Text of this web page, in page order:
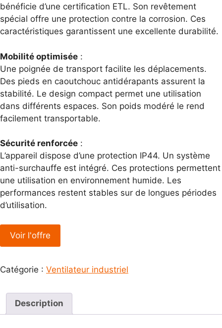
bénéficie d’une certification ETL. Son revêtement
spécial offre une protection contre la corrosion. Ces
caractéristiques garantissent une excellente durabilité.
Mobilité optimisée :
Une poignée de transport facilite les déplacements.
Des pieds en caoutchouc antidérapants assurent la
stabilité. Le design compact permet une utilisation
dans différents espaces. Son poids modéré le rend
facilement transportable.
Sécurité renforcée :
L’appareil dispose d’une protection IP44. Un système
anti-surchauffe est intégré. Ces protections permettent
une utilisation en environnement humide. Les
performances restent stables sur de longues périodes
d’utilisation.
Voir l'offre
Catégorie : Ventilateur industriel
Description